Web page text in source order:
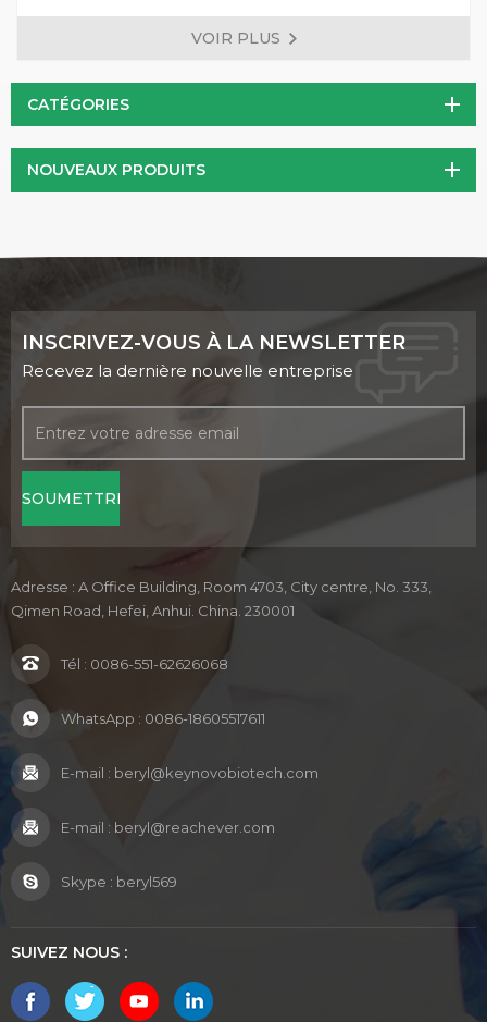
pour ses propriétés médicinales et sa haute teneur en
nutriments. Cet extrait a une longue et riche histoire
ressemblant à une croissance noire sur les bouleaux,
possède des composés uniques qui contribuent à ses
VOIR PLUS
CATÉGORIES
NOUVEAUX PRODUITS
INSCRIVEZ-VOUS À LA NEWSLETTER
Recevez la dernière nouvelle entreprise
Adresse : A Office Building, Room 4703, City centre, No. 333,
Qimen Road, Hefei, Anhui. China. 230001
Tél : 0086-551-62626068
WhatsApp : 0086-18605517611
E-mail : beryl@keynovobiotech.com
E-mail : beryl@reachever.com
Skype : beryl569
SUIVEZ NOUS :